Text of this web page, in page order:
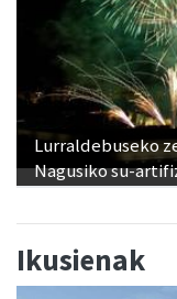
Lurraldebuseko
Nagusiko su-
Ikusienak